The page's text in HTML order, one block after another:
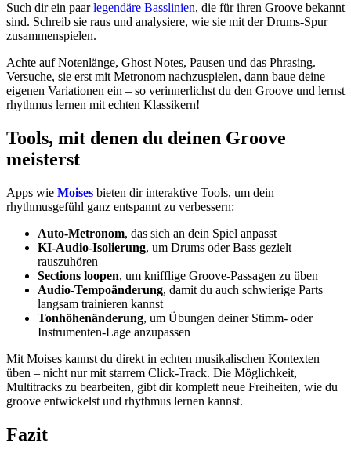
Such dir ein paarlegendäre Basslinien, die für ihren Groove bekannt
sind. Schreib sie raus und analysiere, wie sie mit der Drums-Spur
zusammenspielen.
Achte auf Notenlänge, Ghost Notes, Pausen und das Phrasing.
Versuche, sie erst mit Metronom nachzuspielen, dann baue deine
eigenen Variationen ein – so verinnerlichst du den Groove und lernst
rhythmus lernen mit echten Klassikern!
Tools, mit denen du deinen Groove
meisterst
Apps wie Moises bieten dir interaktive Tools, um dein
rhythmusgefühl ganz entspannt zu verbessern:
Auto-Metronom, das sich an dein Spiel anpasst
KI-Audio-Isolierung, um Drums oder Bass gezielt
rauszuhören
Sections loopen, um knifflige Groove-Passagen zu üben
Audio-Tempoänderung, damit du auch schwierige Parts
langsam trainieren kannst
Tonhöhenänderung, um Übungen deiner Stimm- oder
Instrumenten-Lage anzupassen
Mit Moises kannst du direkt in echten musikalischen Kontexten
üben – nicht nur mit starrem Click-Track. Die Möglichkeit,
Multitracks zu bearbeiten, gibt dir komplett neue Freiheiten, wie du
groove entwickelst und rhythmus lernen kannst.
Fazit